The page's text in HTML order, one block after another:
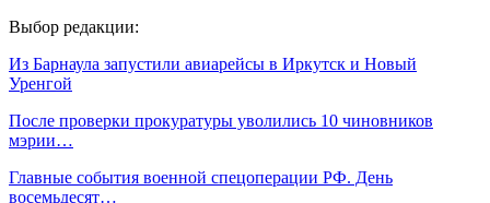
Выбор редакции:
Из Барнаула запустили авиарейсы в Иркутск и Новый
Уренгой
После проверки прокуратуры уволились 10 чиновников
мэрии…
Главные события военной спецоперации РФ. День
восемьдесят…